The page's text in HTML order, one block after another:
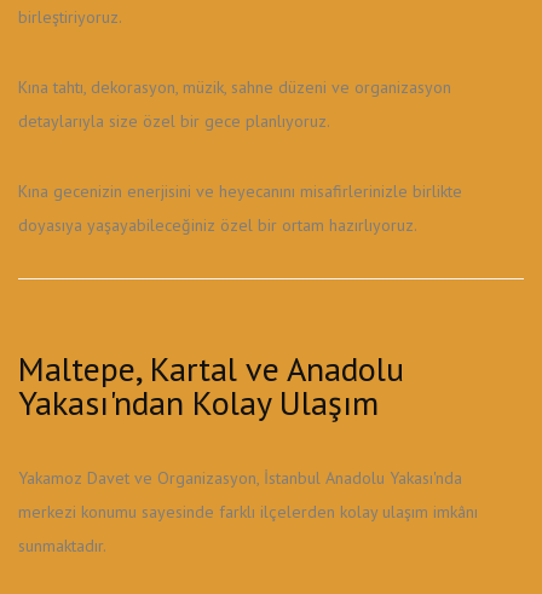
birleştiriyoruz.
Kına tahtı, dekorasyon, müzik, sahne düzeni ve organizasyon
detaylarıyla size özel bir gece planlıyoruz.
Kına gecenizin enerjisini ve heyecanını misafirlerinizle birlikte
doyasıya yaşayabileceğiniz özel bir ortam hazırlıyoruz.
Maltepe, Kartal ve Anadolu
Yakası'ndan Kolay Ulaşım
Yakamoz Davet ve Organizasyon, İstanbul Anadolu Yakası'nda
merkezi konumu sayesinde farklı ilçelerden kolay ulaşım imkânı
sunmaktadır.